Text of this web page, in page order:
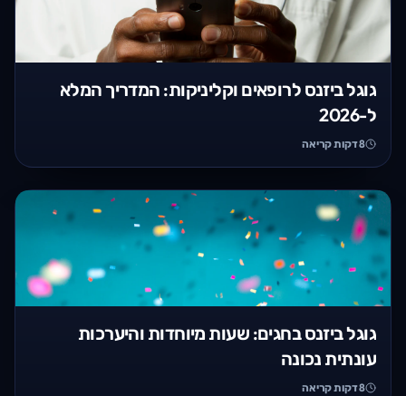
גוגל ביזנס לרופאים וקליניקות: המדריך המלא
ל-2026
8דקות קריאה
גוגל ביזנס בחגים: שעות מיוחדות והיערכות
עונתית נכונה
8דקות קריאה